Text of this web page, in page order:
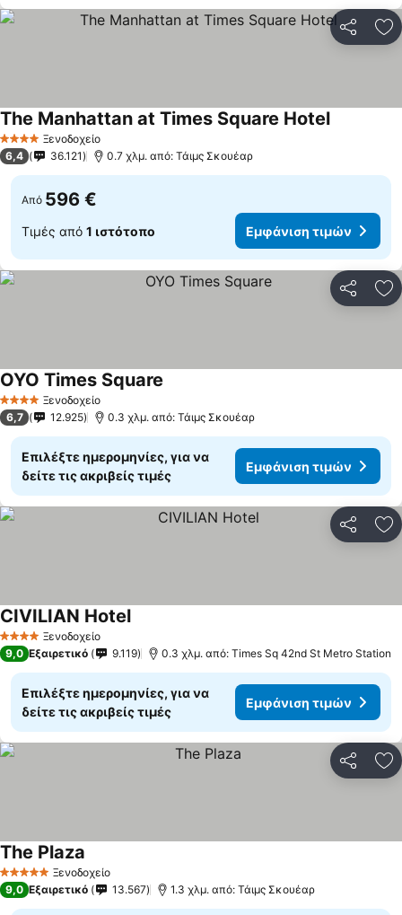
4 ΑστέριαΞενοδοχείο
The Manhattan at Times Square Hotel
6,4 36.121 0.7 χλμ. από: Τάιμς Σκουέαρ
Από 596 €
Τιμές από 1 ιστότοπο Εμφάνιση τιμών
4 ΑστέριαΞενοδοχείο
OYO Times Square
6,7 12.925 0.3 χλμ. από: Τάιμς Σκουέαρ
Επιλέξτε ημερομηνίες, για να
δείτε τις ακριβείς τιμές
Εμφάνιση τιμών
4 ΑστέριαΞενοδοχείο
CIVILIAN Hotel
9,0 Εξαιρετικό 9.119 0.3 χλμ. από: Times Sq 42nd St Metro Station
Επιλέξτε ημερομηνίες, για να
δείτε τις ακριβείς τιμές
Εμφάνιση τιμών
5 Αστέρια Ξενοδοχείο
The Plaza
9,0 Εξαιρετικό 13.567 1.3 χλμ. από: Τάιμς Σκουέαρ